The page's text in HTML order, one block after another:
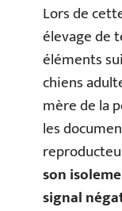
Lors de
élevage de
éléments
chiens
mère de la
les
son
signal